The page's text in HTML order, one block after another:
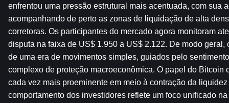
enfrentou uma pressão estrutural mais acentuada, com sua
acompanhando de perto as zonas de liquidação de alta
corretoras. Os participantes do mercado agora monitoram
disputa na faixa de US$ 1.950 a US$ 2.122. De modo geral,
de uma era de movimentos simples, guiados pelo
complexo de proteção macroeconômica. O papel do Bitcoin
cada vez mais proeminente em meio à contração da
comportamento dos investidores reflete um foco unificado